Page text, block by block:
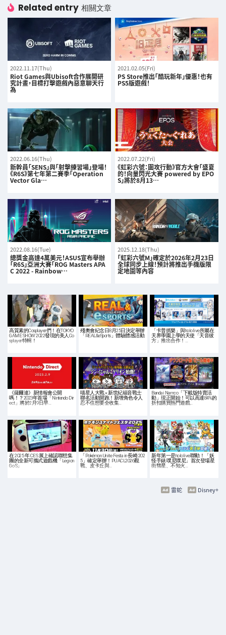
Related entry 相關文章
2022.11.17(Thu)
Riot Games與Ubisoft合作展開研
究計畫，目標打擊遊戲內惡意聊天行
為
2021.02.05(Fri)
PS Store推出「酷玩新年」優惠！也有
PS5版遊戲！
2022.06.16(Thu)
新幹員「SENS」與「射擊練習場」登場！
《R6S》第七年第二賽季「Operation
Vector Gla…
2022.07.22(Fri)
《虹彩六號：圍攻行動》官方大會「盛夏
的！向量閃光大賽 powered by EPO
S」將於8月13…
2022.08.16(Tue)
總獎金高達4萬美元！ASUS宣布舉辦
「R6S」亞洲大賽「ROG Masters APA
C 2022 - Rainbow…
2025.12.18(Thu)
「虹彩六號M」確定於2026年2月23日
全球同步上線！預計將推出手機版限
定地圖等內容
高質素的Cosplayer們！在TOKYO
GAME SHOW 2022發現的美人Co
splayer特輯！
殘奧會紀念日8月25日決定舉辦
「REAL&eSports」體驗體感活動
「卡普抓樂」與hololive所屬在
天界學園上學的天使「天音彼
方」推出合作！…
《薩爾達》新情報會公開
嗎！？2023年首場「Nintendo Dir
ect」將於2月9日早…
喵星人大戰 × 新世紀福音戰士
聯名活動開跑！新增角色令人
忍不住想要全收集…
Bandai Namco「下載版特賣活
動」現正開始！可以高達84%的
折扣購買熱門遊戲…
在 2025 年 CES 展上確認聯想集
團的全新可攜式遊戲機「Legion
Go S」
「Pokémon Unite Festa in 長崎 202
5」確定舉辦！PUACL2026觀
戰、皮卡丘與…
新年第一是hololive聯動！「妖
怪手錶 噗尼噗尼」首次登場星
街彗星、不知火…
Disney+
雷蛇